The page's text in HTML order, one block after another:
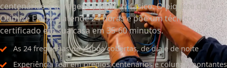
centenárias e garagens a pedir trifásico. O piquete da
Otimize Elétrica atende 24 horas e põe um técnico
certificado em sua casa em 35-60 minutos.
As 24 freguesias de Lisboa cobertas, de dia e de noite
Experiência real em prédios centenários e colunas montantes